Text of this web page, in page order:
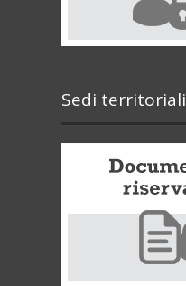
Sedi territoriali